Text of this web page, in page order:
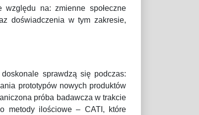
na: zmienne społeczne
doświadczenia w tym zakresie,
sprawdzą się podczas:
prototypów nowych produktów
próba badawcza w trakcie
metody ilościowe – CATI, które